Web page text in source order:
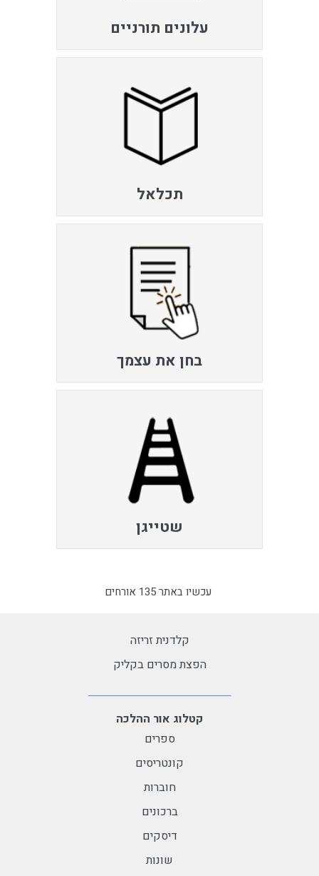
עלונים תורניים
תכלאל
בחן את עצמך
שטייגן
עכשיו באתר 135 אורחים
קלדנית זריזה
הפצת מסרים בקליק
קטלוג אור ההלכה
ספרים
קונטריסים
חוברות
ברכונים
דיסקים
שונות